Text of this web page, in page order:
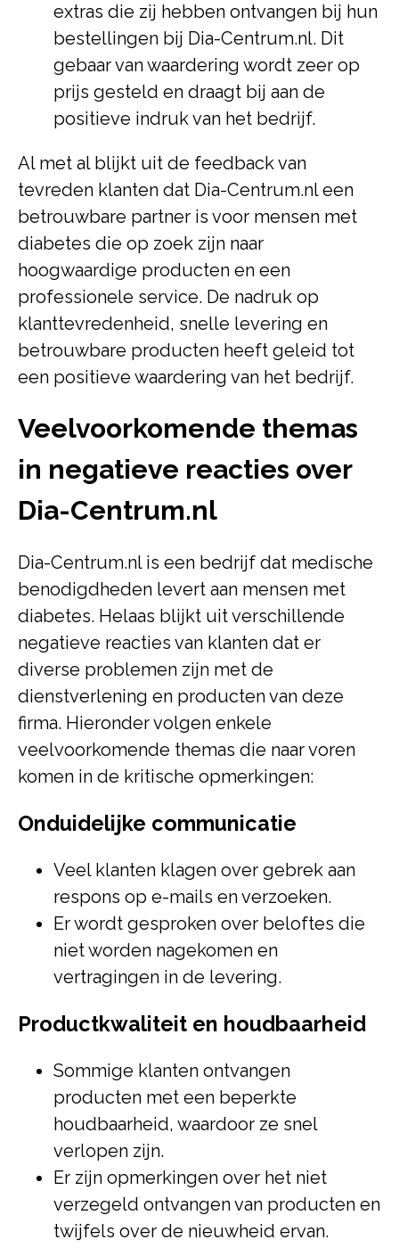
extras die zij hebben ontvangen bij hun
bestellingen bij Dia-Centrum.nl. Dit
gebaar van waardering wordt zeer op
prijs gesteld en draagt bij aan de
positieve indruk van het bedrijf.
Al met al blijkt uit de feedback van
tevreden klanten dat Dia-Centrum.nl een
betrouwbare partner is voor mensen met
diabetes die op zoek zijn naar
hoogwaardige producten en een
professionele service. De nadruk op
klanttevredenheid, snelle levering en
betrouwbare producten heeft geleid tot
een positieve waardering van het bedrijf.
Veelvoorkomende themas
in negatieve reacties over
Dia-Centrum.nl
Dia-Centrum.nl is een bedrijf dat medische
benodigdheden levert aan mensen met
diabetes. Helaas blijkt uit verschillende
negatieve reacties van klanten dat er
diverse problemen zijn met de
dienstverlening en producten van deze
firma. Hieronder volgen enkele
veelvoorkomende themas die naar voren
komen in de kritische opmerkingen:
Onduidelijke communicatie
Veel klanten klagen over gebrek aan
respons op e-mails en verzoeken.
Er wordt gesproken over beloftes die
niet worden nagekomen en
vertragingen in de levering.
Productkwaliteit en houdbaarheid
Sommige klanten ontvangen
producten met een beperkte
houdbaarheid, waardoor ze snel
verlopen zijn.
Er zijn opmerkingen over het niet
verzegeld ontvangen van producten en
twijfels over de nieuwheid ervan.